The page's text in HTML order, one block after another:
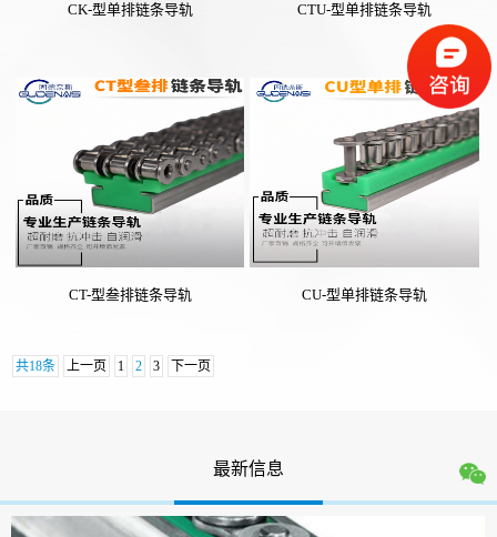
CK-型单排链条导轨 CTU-型单排链条导轨
CT-型叁排链条导轨 CU-型单排链条导轨
共18条 上一页 1 2 3 下一页
最新信息